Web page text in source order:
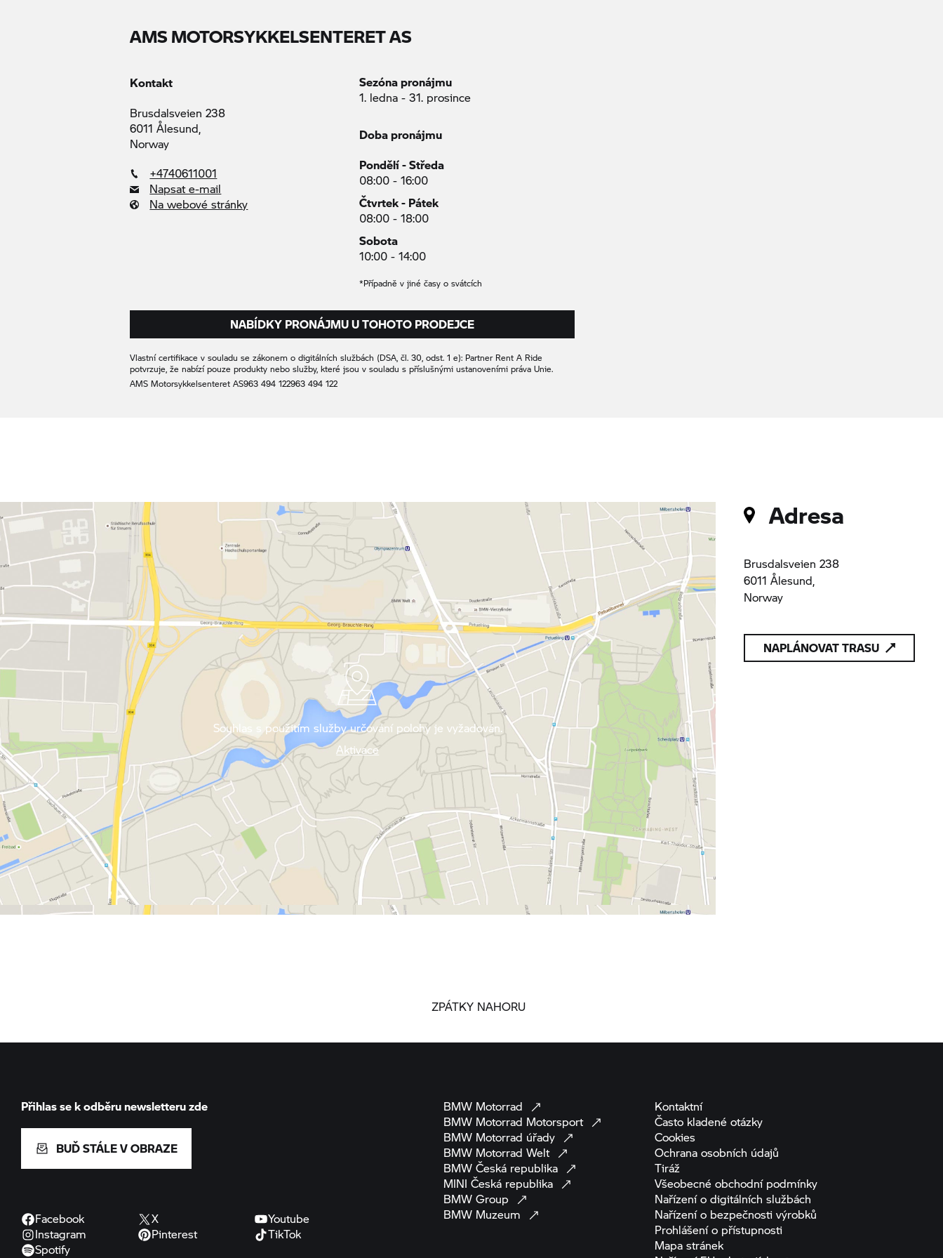
AMS MOTORSYKKELSENTERET AS
Kontakt
Brusdalsveien 238
6011 Ålesund,
Norway
+4740611001
Napsat e-mail
Na webové stránky
Sezóna pronájmu
1. ledna - 31. prosince
Doba pronájmu
Pondělí - Středa
08:00 - 16:00
Čtvrtek - Pátek
08:00 - 18:00
Sobota
10:00 - 14:00
*Případně v jiné časy o svátcích
NABÍDKY PRONÁJMU U TOHOTO PRODEJCE
Vlastní certifikace v souladu se zákonem o digitálních službách (DSA, čl. 30, odst. 1 e): Partner Rent A Ride
potvrzuje, že nabízí pouze produkty nebo služby, které jsou v souladu s příslušnými ustanoveními práva Unie.
AMS Motorsykkelsenteret AS963 494 122963 494 122
Adresa
Brusdalsveien 238
6011 Ålesund,
Norway
NAPLÁNOVAT TRASU
Souhlas s použitím služby určování polohy je vyžadován.
Aktivace
ZPÁTKY NAHORU
Přihlas se k odběru newsletteru zde
BUĎ STÁLE V OBRAZE
Facebook X
Youtube
Instagram
Pinterest
TikTok
Spotify
BMW Motorrad
BMW Motorrad Motorsport
BMW Motorrad úřady
BMW Motorrad Welt
BMW Česká republika
MINI Česká republika
BMW Group
BMW Muzeum
Kontaktní
Často kladené otázky
Cookies
Ochrana osobních údajů
Tiráž
Všeobecné obchodní podmínky
Nařízení o digitálních službách
Nařízení o bezpečnosti výrobků
Prohlášení o přístupnosti
Mapa stránek